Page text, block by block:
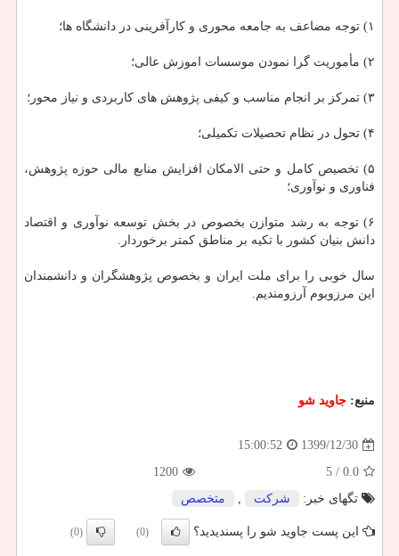
۱) توجه مضاعف به جامعه محوری و کارآفرینی در دانشگاه ها؛
۲) مأموریت گرا نمودن موسسات اموزش عالی؛
۳) تمرکز بر انجام مناسب و کیفی پژوهش های کاربردی و نیاز محور؛
۴) تحول در نظام تحصیلات تکمیلی؛
۵) تخصیص کامل و حتی الامکان افزایش منابع مالی حوزه پژوهش،
فناوری و نوآوری؛
۶) توجه به رشد متوازن بخصوص در بخش توسعه نوآوری و اقتصاد
دانش بنیان کشور با تکیه بر مناطق کمتر برخوردار.
سال خوبی را برای ملت ایران و بخصوص پژوهشگران و دانشمندان
این مرزوبوم آرزومندیم.
منبع: جاوید شو
1399/12/30
15:00:52
0.0
/ 5
1200
تگهای خبر:
شركت , متخصص
این پست جاوید شو را پسندیدید؟ (0)
(0)